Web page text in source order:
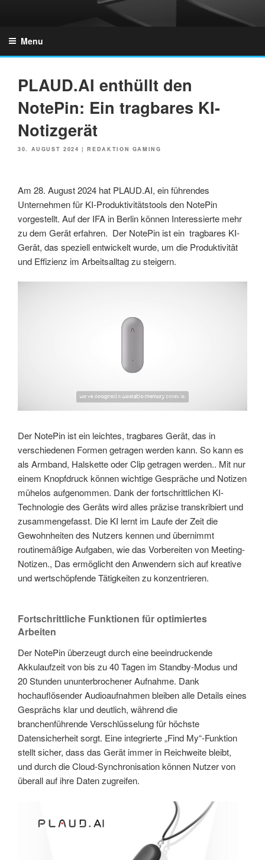
Menu
PLAUD.AI enthüllt den
NotePin: Ein tragbares KI-
Notizgerät
POSTED
30. AUGUST 2024 |REDAKTION GAMING
Am 28. August 2024 hat PLAUD.AI, ein führendes
Unternehmen für KI-Produktivitätstools den NotePin
vorgestellt. Auf der IFA in Berlin können Interessierte mehr
zu dem Gerät erfahren. Der NotePin ist ein tragbares KI-
Gerät, das speziell entwickelt wurde, um die Produktivität
und Effizienz im Arbeitsalltag zu steigern.
Der NotePin ist ein leichtes, tragbares Gerät, das in
verschiedenen Formen getragen werden kann. So kann es
als Armband, Halskette oder Clip getragen werden.. Mit nur
einem Knopfdruck können wichtige Gespräche und Notizen
mühelos aufgenommen. Dank der fortschrittlichen KI-
Technologie des Geräts wird alles präzise transkribiert und
zusammengefasst. Die KI lernt im Laufe der Zeit die
Gewohnheiten des Nutzers kennen und übernimmt
routinemäßige Aufgaben, wie das Vorbereiten von Meeting-
Notizen., Das ermöglicht den Anwendern sich auf kreative
und wertschöpfende Tätigkeiten zu konzentrieren.
Fortschrittliche Funktionen für optimiertes
Arbeiten
Der NotePin überzeugt durch eine beeindruckende
Akkulaufzeit von bis zu 40 Tagen im Standby-Modus und
20 Stunden ununterbrochener Aufnahme. Dank
hochauflösender Audioaufnahmen bleiben alle Details eines
Gesprächs klar und deutlich, während die
branchenführende Verschlüsselung für höchste
Datensicherheit sorgt. Eine integrierte „Find My“-Funktion
stellt sicher, dass das Gerät immer in Reichweite bleibt,
und durch die Cloud-Synchronisation können Nutzer von
überall auf ihre Daten zugreifen.